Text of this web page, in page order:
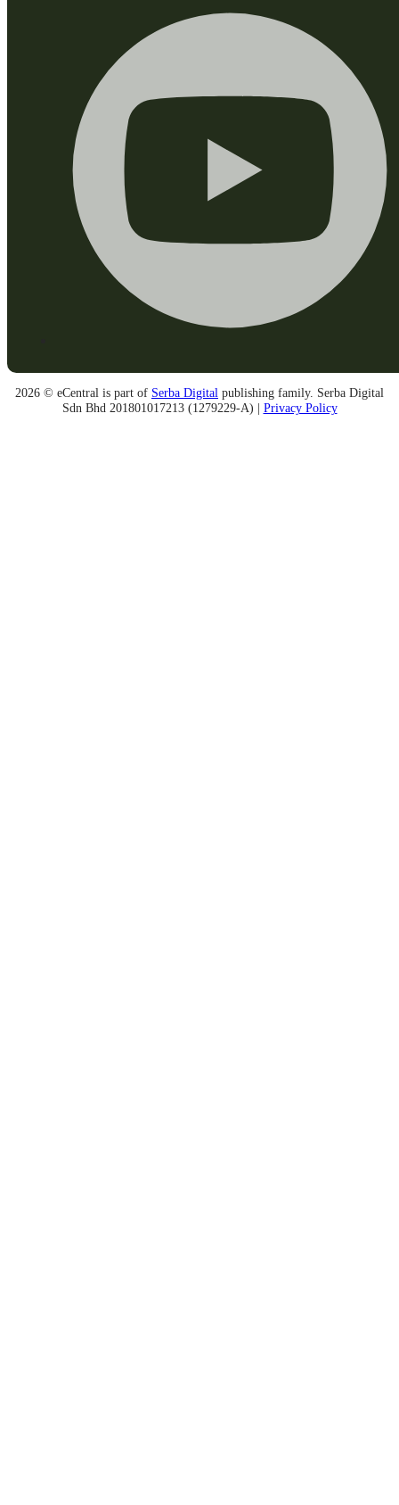
2026 © eCentral is part of Serba Digital publishing family. Serba Digital
Sdn Bhd 201801017213 (1279229-A) | Privacy Policy